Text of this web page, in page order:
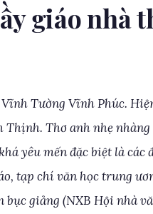
giáo nhà
Tường Vĩnh Phúc.
Thơ anh nhẹ
yêu mến đặc biệt là các
tạp chí văn học trung
giảng (NXB Hội nhà